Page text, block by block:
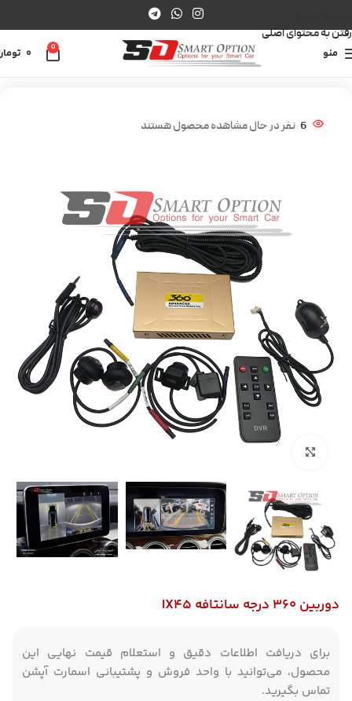
رفتن به محتوای اصلی
منو
0
محصولات عمومی دوربین 360
6 نفر در حال مشاهده محصول هستند
دوربین 360 درجه سانتافه IX45
برای دریافت اطلاعات دقیق و استعلام قیمت نهایی این
محصول، می‌توانید با واحد فروش و پشتیبانی اسمارت آپشن
تماس بگیرید.